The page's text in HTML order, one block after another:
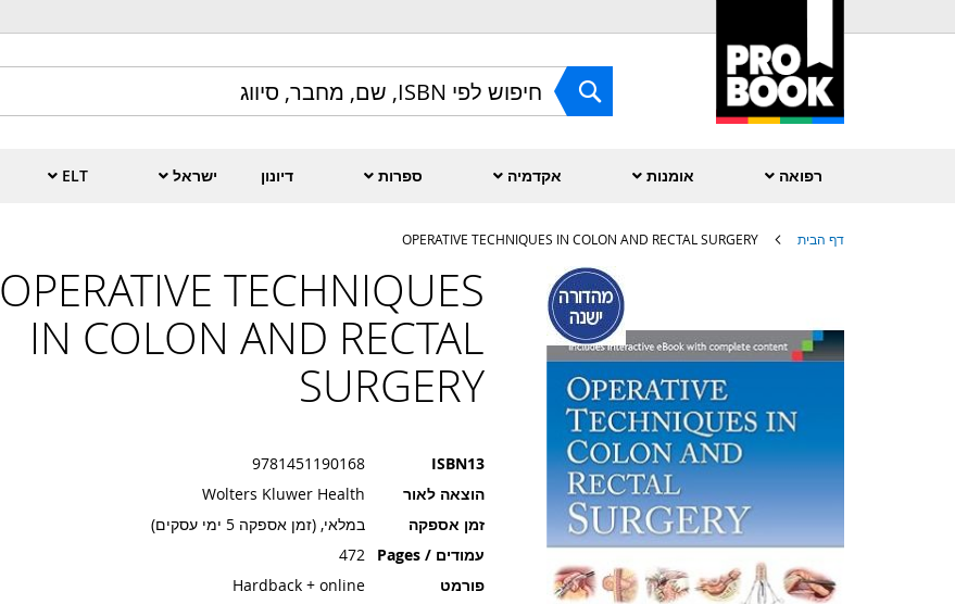
to
Content
חפש
רפואה אומנות אקדמיה ספרות דיונון ישראל ELT
דף הבית OPERATIVE TECHNIQUES IN COLON AND RECTAL SURGERY
OPERATIVE TECHNIQUES
IN COLON AND RECTAL
SURGERY
ISBN13
9781451190168
הוצאה לאור
Wolters Kluwer Health
זמן אספקה
במלאי, (זמן אספקה 5 ימי עסקים)
עמודים / Pages
472
פורמט
Hardback + online
גלריית
תמונות